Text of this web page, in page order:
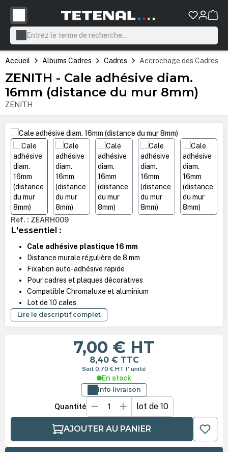
principal
Accueil Albums Cadres Cadres Accrochage des Cadres
ZENITH - Cale adhésive diam.
16mm (distance du mur 8mm)
ZENITH
Ignorer la galerie d'images
Ref. : ZEARH009
L'essentiel :
Cale adhésive plastique 16 mm
Distance murale régulière de 8 mm
Fixation auto-adhésive rapide
Pour cadres et plaques décoratives
Compatible Chromaluxe et aluminium
Lot de 10 cales
Lire le descriptif complet
7,00 € HT
8,40 € TTC
Soit 0,70 € HT l' unité
En stock
Info livraison
Quantité lot de 10
AJOUTER AU PANIER